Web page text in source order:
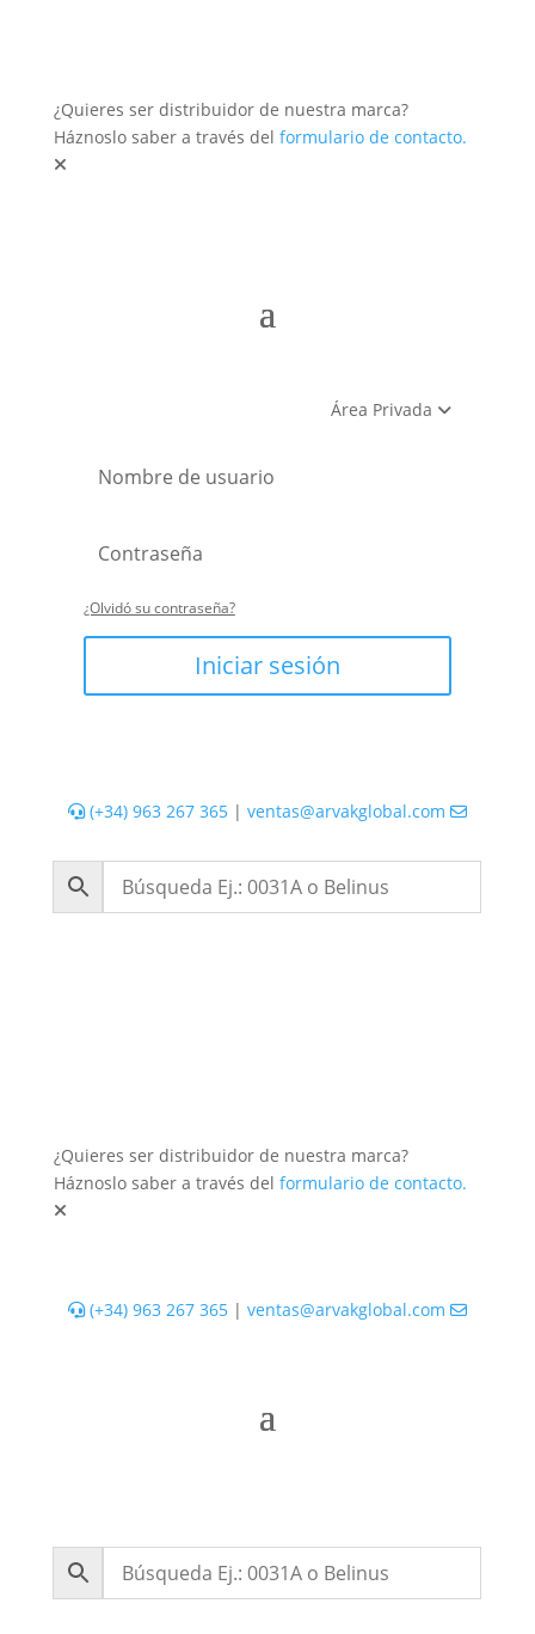
¿Quieres ser distribuidor de nuestra marca?
Háznoslo saber a través del formulario de contacto.
Área Privada
¿Olvidó su contraseña?
Iniciar sesión
(+34) 963 267 365| ventas@arvakglobal.com
¿Quieres ser distribuidor de nuestra marca?
Háznoslo saber a través del formulario de contacto.
(+34) 963 267 365| ventas@arvakglobal.com